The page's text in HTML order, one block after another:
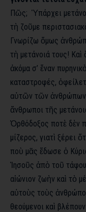
Πῶς; Ὑπάρχει
τὴ ζοῦμε
Γνωρίζω ὅμως
τὴ μετάνοιά τους!
ἀκόμα σ’ ἕναν
καταστροφές,
αὐτῶν τῶν ἀνθρώπων
ἄνθρωποι τῆς
Ὀρθόδοξος ποτὲ δὲν
μίζερος, γιατὶ ξέρει
ποὺ μᾶς ἔδωσε ὁ
Ἰησοῦς ἀπὸ τοῦ
αἰώνιον ζωὴν καὶ τὸ
αὐτοὺς τοὺς
θεούμενοι καὶ